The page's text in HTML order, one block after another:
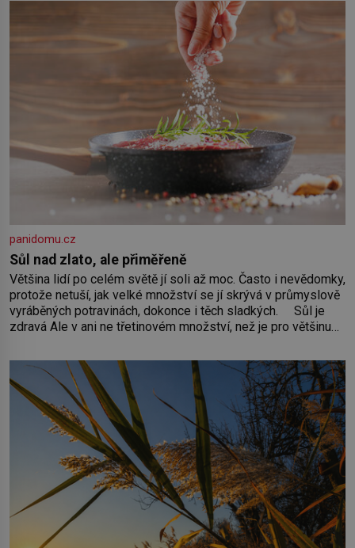
panidomu.cz
Sůl nad zlato, ale přiměřeně
Většina lidí po celém světě jí soli až moc. Často i nevědomky,
protože netuší, jak velké množství se jí skrývá v průmyslově
vyráběných potravinách, dokonce i těch sladkých. Sůl je
zdravá Ale v ani ne třetinovém množství, než je pro většinu
zásadní pro správné hospodaření